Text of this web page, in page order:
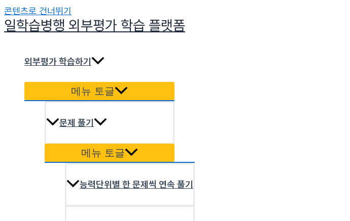
콘텐츠로 건너뛰기
일학습병행 외부평가 학습 플랫폼
외부평가 학습하기
메뉴 토글
문제 풀기
메뉴 토글
능력단위별 한 문제씩 연속 풀기